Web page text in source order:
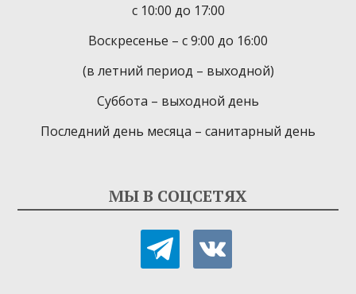
с 10:00 до 17:00
Воскресенье – с 9:00 до 16:00
(в летний период – выходной)
Суббота – выходной день
Последний день месяца – санитарный день
МЫ В СОЦСЕТЯХ
telegramvkontakte